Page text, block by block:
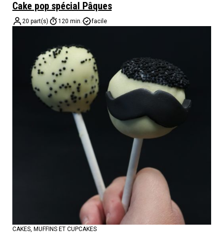
Cake pop spécial Pâques
20 part(s) 120 min. facile
CAKES, MUFFINS ET CUPCAKES